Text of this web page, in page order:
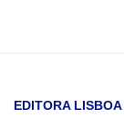
EDITORA LISBOA